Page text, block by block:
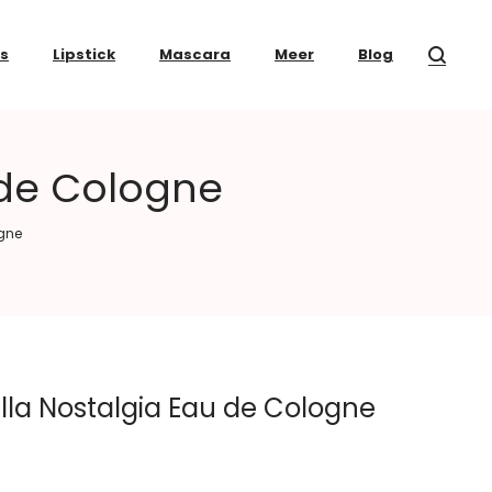
Lipstick Mascara Meer Blog
Cologne
Nostalgia Eau de Cologne